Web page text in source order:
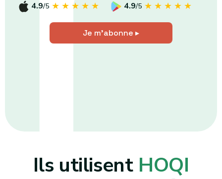
4.9/5 ★★★★★ 4.9/5 ★★★★★
Je m'abonne ▸
Ils utilisent HOQI